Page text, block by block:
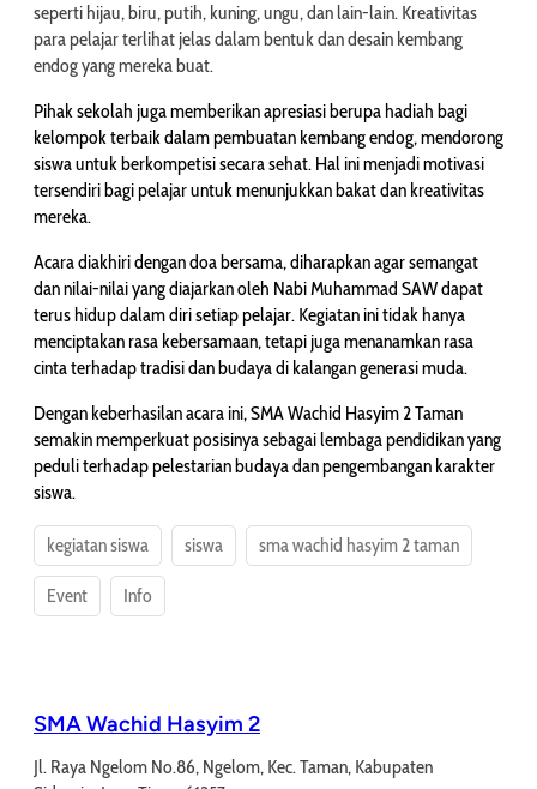
seperti hijau, biru, putih, kuning, ungu, dan lain-lain. Kreativitas
para pelajar terlihat jelas dalam bentuk dan desain kembang
endog yang mereka buat.
Pihak sekolah juga memberikan apresiasi berupa hadiah bagi
kelompok terbaik dalam pembuatan kembang endog, mendorong
siswa untuk berkompetisi secara sehat. Hal ini menjadi motivasi
tersendiri bagi pelajar untuk menunjukkan bakat dan kreativitas
mereka.
Acara diakhiri dengan doa bersama, diharapkan agar semangat
dan nilai-nilai yang diajarkan oleh Nabi Muhammad SAW dapat
terus hidup dalam diri setiap pelajar. Kegiatan ini tidak hanya
menciptakan rasa kebersamaan, tetapi juga menanamkan rasa
cinta terhadap tradisi dan budaya di kalangan generasi muda.
Dengan keberhasilan acara ini, SMA Wachid Hasyim 2 Taman
semakin memperkuat posisinya sebagai lembaga pendidikan yang
peduli terhadap pelestarian budaya dan pengembangan karakter
siswa.
kegiatan siswa siswa sma wachid hasyim 2 taman
Event Info
SMA Wachid Hasyim 2
Jl. Raya Ngelom No.86, Ngelom, Kec. Taman, Kabupaten